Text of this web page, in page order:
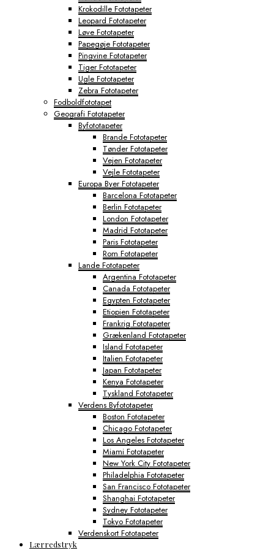
Krokodille Fototapeter
Leopard Fototapeter
Løve Fototapeter
Papegøje Fototapeter
Pingvine Fototapeter
Tiger Fototapeter
Ugle Fototapeter
Zebra Fototapeter
Fodboldfototapet
Geografi Fototapeter
Byfototapeter
Brande Fototapeter
Tønder Fototapeter
Vejen Fototapeter
Vejle Fototapeter
Europa Byer Fototapeter
Barcelona Fototapeter
Berlin Fototapeter
London Fototapeter
Madrid Fototapeter
Paris Fototapeter
Rom Fototapeter
Lande Fototapeter
Argentina Fototapeter
Canada Fototapeter
Egypten Fototapeter
Etiopien Fototapeter
Frankrig Fototapeter
Grækenland Fototapeter
Island Fototapeter
Italien Fototapeter
Japan Fototapeter
Kenya Fototapeter
Tyskland Fototapeter
Verdens Byfototapeter
Boston Fototapeter
Chicago Fototapeter
Los Angeles Fototapeter
Miami Fototapeter
New York City Fototapeter
Philadelphia Fototapeter
San Francisco Fototapeter
Shanghai Fototapeter
Sydney Fototapeter
Tokyo Fototapeter
Verdenskort Fototapeter
Lærredstryk